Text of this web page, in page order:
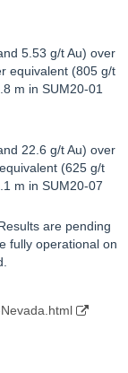
5.53 g/t Au) over
equivalent (805 g/t
m in SUM20-01
22.6 g/t Au) over
(625 g/t
m in SUM20-07
are pending
fully operational on